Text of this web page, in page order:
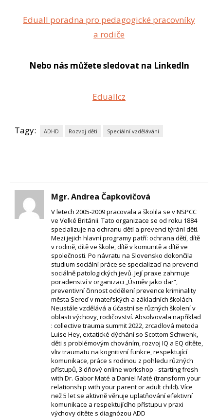
Eduall poradna pro pedagogické pracovníky
a rodiče
Nebo nás můžete sledovat na Linkedln
Eduallcz
Tagy: ADHD Rozvoj děti Speciální vzdělávání
Mgr. Andrea Čapkovičová
V letech 2005-2009 pracovala a školila se v NSPCC
ve Velké Británii. Tato organizace se od roku 1884
specializuje na ochranu dětí a prevenci týrání dětí.
Mezi jejich hlavní programy patří: ochrana dětí, dítě
v rodině, dítě ve škole, dítě v komunitě a dítě ve
společnosti. Po návratu na Slovensko dokončila
studium sociální práce se specializací na prevenci
sociálně patologických jevů. Její praxe zahrnuje
poradenství v organizaci „Úsměv jako dar“,
preventivní činnost oddělení prevence kriminality
města Sereď v mateřských a základních školách.
Neustále vzdělává a účastní se různých školení v
oblasti výchovy, rodičovství. Absolvovala například
: collective trauma summit 2022, zrcadlová metoda
Luise Hey, extatické dýchání so Scottom Schwenk,
děti s problémovým chováním, rozvoj IQ a EQ dítěte,
vliv traumatu na kognitivní funkce, respektující
komunikace, práce s rodinou z pohledu různých
přístupů, 3 dňový online workshop - starting fresh
with Dr. Gabor Maté a Daniel Maté (transform your
relationship with your parent or adult child). Více
než 5 let se aktivně věnuje uplatňování efektivní
komunikace a respektujícího přístupu v praxi
výchovy dítěte s diagnózou ADD